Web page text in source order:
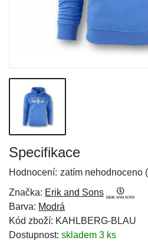
Specifikace
Hodnocení: zatím nehodnoceno (
Značka: Erik and Sons
Barva: Modrá
Kód zboží: KAHLBERG-BLAU
Dostupnost: skladem 3 ks